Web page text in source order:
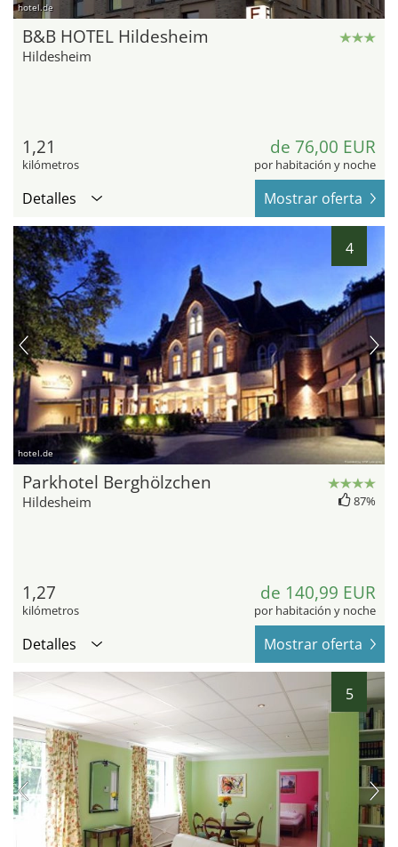
hotel.de
B&B HOTEL Hildesheim
Hildesheim
1,21
kilómetros
de 76,00 EUR
por habitación y noche
Detalles Mostrar oferta
4
hotel.de
Parkhotel Berghölzchen
Hildesheim 87%
1,27
kilómetros
de 140,99 EUR
por habitación y noche
Detalles Mostrar oferta
5